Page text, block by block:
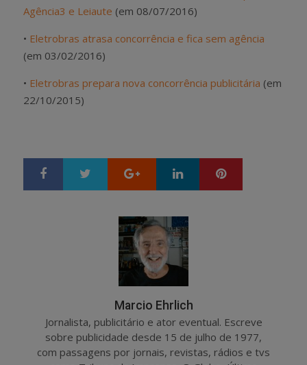
Agência3 e Leiaute (em 08/07/2016)
• Eletrobras atrasa concorrência e fica sem agência
(em 03/02/2016)
• Eletrobras prepara nova concorrência publicitária (em
22/10/2015)
Google+ LinkedIn
Marcio Ehrlich
Jornalista, publicitário e ator eventual. Escreve
sobre publicidade desde 15 de julho de 1977,
com passagens por jornais, revistas, rádios e tvs